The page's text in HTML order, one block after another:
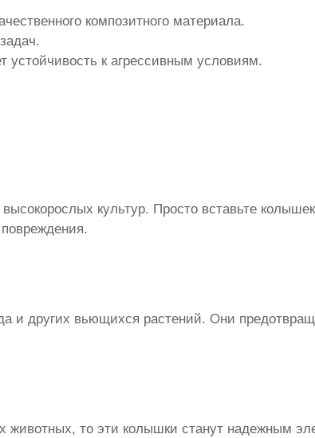
композитного материала.
устойчивость к агрессивным условиям.
культур. Просто вставьте
и других вьющихся растений. Они
животных, то эти колышки станут надежным